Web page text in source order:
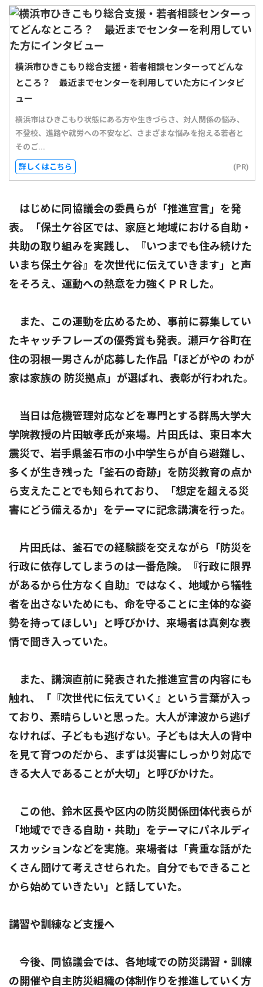
横浜市ひきこもり総合支援・若者相談センターってどんな
ところ？ 最近までセンターを利用していた方にインタビ
ュー
横浜市はひきこもり状態にある方や生きづらさ、対人関係の悩み、
不登校、進路や就労への不安など、さまざまな悩みを抱える若者と
そのご...
詳しくはこちら (PR)
はじめに同協議会の委員らが「推進宣言」を発
表。「保土ケ谷区では、家庭と地域における自助・
共助の取り組みを実践し、『いつまでも住み続けた
いまち保土ケ谷』を次世代に伝えていきます」と声
をそろえ、運動への熱意を力強くＰＲした。
また、この運動を広めるため、事前に募集してい
たキャッチフレーズの優秀賞も発表。瀬戸ケ谷町在
住の羽根一男さんが応募した作品「ほどがやの わが
家は家族の 防災拠点」が選ばれ、表彰が行われた。
当日は危機管理対応などを専門とする群馬大学大
学院教授の片田敏孝氏が来場。片田氏は、東日本大
震災で、岩手県釜石市の小中学生らが自ら避難し、
多くが生き残った「釜石の奇跡」を防災教育の点か
ら支えたことでも知られており、「想定を超える災
害にどう備えるか」をテーマに記念講演を行った。
片田氏は、釜石での経験談を交えながら「防災を
行政に依存してしまうのは一番危険。『行政に限界
があるから仕方なく自助』ではなく、地域から犠牲
者を出さないためにも、命を守ることに主体的な姿
勢を持ってほしい」と呼びかけ、来場者は真剣な表
情で聞き入っていた。
また、講演直前に発表された推進宣言の内容にも
触れ、「『次世代に伝えていく』という言葉が入っ
ており、素晴らしいと思った。大人が津波から逃げ
なければ、子どもも逃げない。子どもは大人の背中
を見て育つのだから、まずは災害にしっかり対応で
きる大人であることが大切」と呼びかけた。
この他、鈴木区長や区内の防災関係団体代表らが
「地域でできる自助・共助」をテーマにパネルディ
スカッションなどを実施。来場者は「貴重な話がた
くさん聞けて考えさせられた。自分でもできること
から始めていきたい」と話していた。
講習や訓練など支援へ
今後、同協議会では、各地域での防災講習・訓練
の開催や自主防災組織の体制作りを推進していく方